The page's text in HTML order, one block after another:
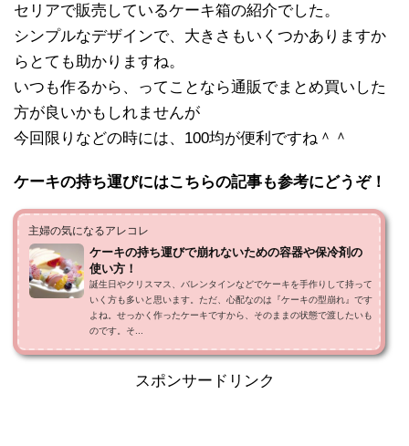
セリアで販売しているケーキ箱の紹介でした。
シンプルなデザインで、大きさもいくつかありますか
らとても助かりますね。
いつも作るから、ってことなら通販でまとめ買いした
方が良いかもしれませんが
今回限りなどの時には、100均が便利ですね＾＾
ケーキの持ち運びにはこちらの記事も参考にどうぞ！
主婦の気になるアレコレ
ケーキの持ち運びで崩れないための容器や保冷剤の
使い方！
誕生日やクリスマス、バレンタインなどでケーキを手作りして持って
いく方も多いと思います。ただ、心配なのは『ケーキの型崩れ』です
よね。せっかく作ったケーキですから、そのままの状態で渡したいも
のです。そ...
スポンサードリンク